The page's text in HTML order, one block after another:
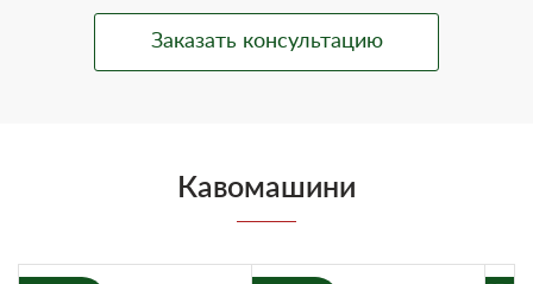
Заказать консультацию
Кавомашини